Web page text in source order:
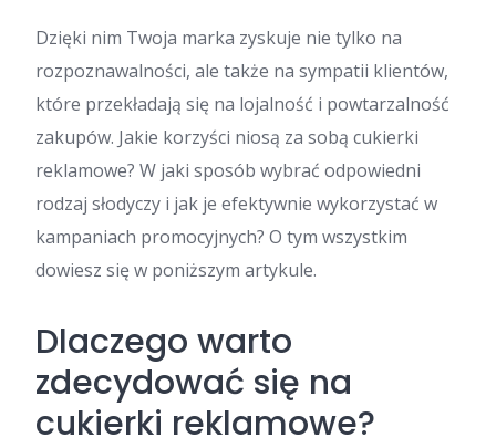
Dzięki nim Twoja marka zyskuje nie tylko na
rozpoznawalności, ale także na sympatii klientów,
które przekładają się na lojalność i powtarzalność
zakupów. Jakie korzyści niosą za sobą cukierki
reklamowe? W jaki sposób wybrać odpowiedni
rodzaj słodyczy i jak je efektywnie wykorzystać w
kampaniach promocyjnych? O tym wszystkim
dowiesz się w poniższym artykule.
Dlaczego warto
zdecydować się na
cukierki reklamowe?